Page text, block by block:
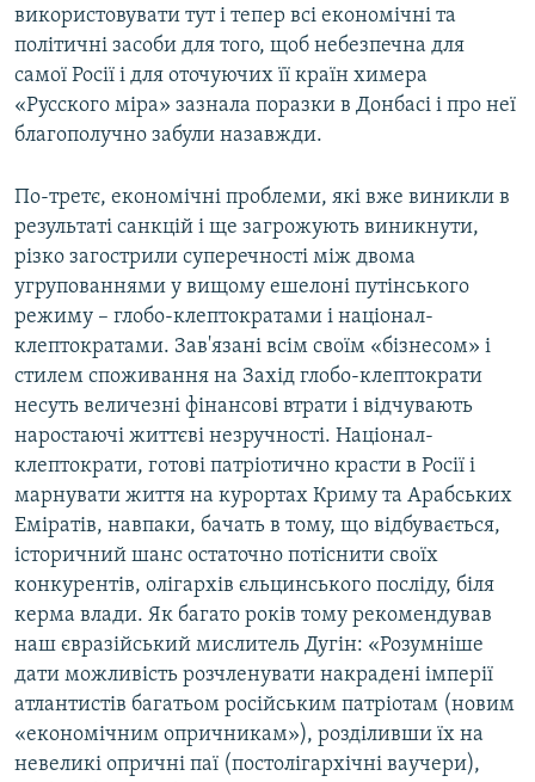
використовувати тут і тепер всі економічні та
політичні засоби для того, щоб небезпечна для
самої Росії і для оточуючих її країн химера
«Русского міра» зазнала поразки в Донбасі і про неї
благополучно забули назавжди.
По-третє, економічні проблеми, які вже виникли в
результаті санкцій і ще загрожують виникнути,
різко загострили суперечності між двома
угрупованнями у вищому ешелоні путінського
режиму – глобо-клептократами і націонал-
клептократами. Зав'язані всім своїм «бізнесом» і
стилем споживання на Захід глобо-клептократи
несуть величезні фінансові втрати і відчувають
наростаючі життєві незручності. Націонал-
клептократи, готові патріотично красти в Росії і
марнувати життя на курортах Криму та Арабських
Еміратів, навпаки, бачать в тому, що відбувається,
історичний шанс остаточно потіснити своїх
конкурентів, олігархів єльцинського посліду, біля
керма влади. Як багато років тому рекомендував
наш євразійський мислитель Дугін: «Розумніше
дати можливість розчленувати накрадені імперії
атлантистів багатьом російським патріотам (новим
«економічним опричникам»), розділивши їх на
невеликі опричні паї (постолігархічні ваучери),